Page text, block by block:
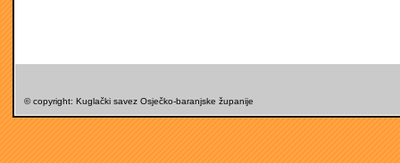
© copyright: Kuglački savez Osječko-baranjske županije